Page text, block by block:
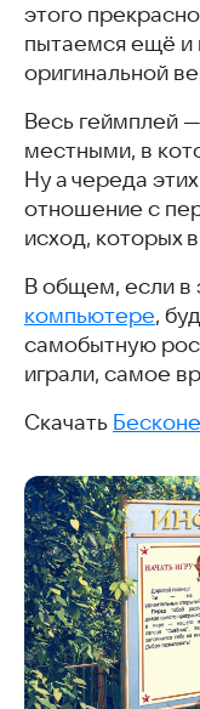
этого
пытаемся ещё и
оригинальной
Весь геймплей
местными, в
Ну а череда
отношение с
исход, которых
В общем, если в
компьютере,
самобытную
играли, самое
Скачать